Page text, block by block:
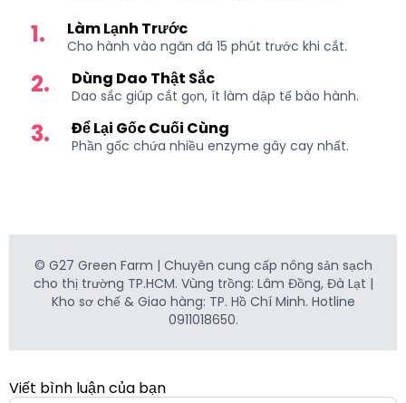
1.
Làm Lạnh Trước
Cho hành vào ngăn đá 15 phút trước khi cắt.
2. Dùng Dao Thật Sắc
Dao sắc giúp cắt gọn, ít làm dập tế bào hành.
3. Để Lại Gốc Cuối Cùng
Phần gốc chứa nhiều enzyme gây cay nhất.
© G27 Green Farm | Chuyên cung cấp nông sản sạch
cho thị trường TP.HCM. Vùng trồng: Lâm Đồng, Đà Lạt |
Kho sơ chế & Giao hàng: TP. Hồ Chí Minh. Hotline
0911018650.
Viết bình luận của bạn